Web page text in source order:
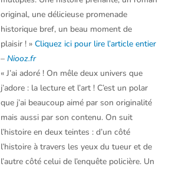
original, une délicieuse promenade
historique bref, un beau moment de
plaisir ! » Cliquez ici pour lire l’article entier
– Niooz.fr
« J’ai adoré ! On mêle deux univers que
j’adore : la lecture et l’art ! C’est un polar
que j’ai beaucoup aimé par son originalité
mais aussi par son contenu. On suit
l’histoire en deux teintes : d’un côté
l’histoire à travers les yeux du tueur et de
l’autre côté celui de l’enquête policière. Un